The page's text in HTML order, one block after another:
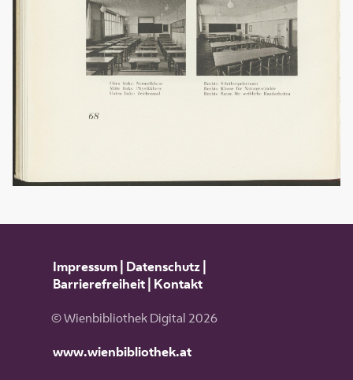
Impressum| Datenschutz|
Barrierefreiheit| Kontakt
© Wienbibliothek Digital 2026
www.wienbibliothek.at